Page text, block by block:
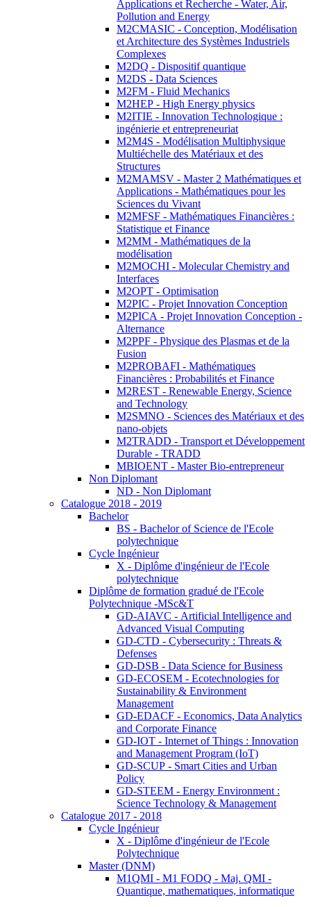
Applications et Recherche - Water, Air,
Pollution and Energy
M2CMASIC - Conception, Modélisation
et Architecture des Systèmes Industriels
Complexes
M2DQ - Dispositif quantique
M2DS - Data Sciences
M2FM - Fluid Mechanics
M2HEP - High Energy physics
M2ITIE - Innovation Technologique :
ingénierie et entrepreneuriat
M2M4S - Modélisation Multiphysique
Multiéchelle des Matériaux et des
Structures
M2MAMSV - Master 2 Mathématiques et
Applications - Mathématiques pour les
Sciences du Vivant
M2MFSF - Mathématiques Financières :
Statistique et Finance
M2MM - Mathématiques de la
modélisation
M2MOCHI - Molecular Chemistry and
Interfaces
M2OPT - Optimisation
M2PIC - Projet Innovation Conception
M2PICA - Projet Innovation Conception -
Alternance
M2PPF - Physique des Plasmas et de la
Fusion
M2PROBAFI - Mathématiques
Financières : Probabilités et Finance
M2REST - Renewable Energy, Science
and Technology
M2SMNO - Sciences des Matériaux et des
nano-objets
M2TRADD - Transport et Développement
Durable - TRADD
MBIOENT - Master Bio-entrepreneur
Non Diplomant
ND - Non Diplomant
Catalogue 2018 - 2019
Bachelor
BS - Bachelor of Science de l'Ecole
polytechnique
Cycle Ingénieur
X - Diplôme d'ingénieur de l'Ecole
polytechnique
Diplôme de formation gradué de l'Ecole
Polytechnique -MSc&T
GD-AIAVC - Artificial Intelligence and
Advanced Visual Computing
GD-CTD - Cybersecurity : Threats &
Defenses
GD-DSB - Data Science for Business
GD-ECOSEM - Ecotechnologies for
Sustainability & Environment
Management
GD-EDACF - Economics, Data Analytics
and Corporate Finance
GD-IOT - Internet of Things : Innovation
and Management Program (IoT)
GD-SCUP - Smart Cities and Urban
Policy
GD-STEEM - Energy Environment :
Science Technology & Management
Catalogue 2017 - 2018
Cycle Ingénieur
X - Diplôme d'ingénieur de l'Ecole
Polytechnique
Master (DNM)
M1QMI - M1 FODQ - Maj. QMI -
Quantique, mathematiques, informatique